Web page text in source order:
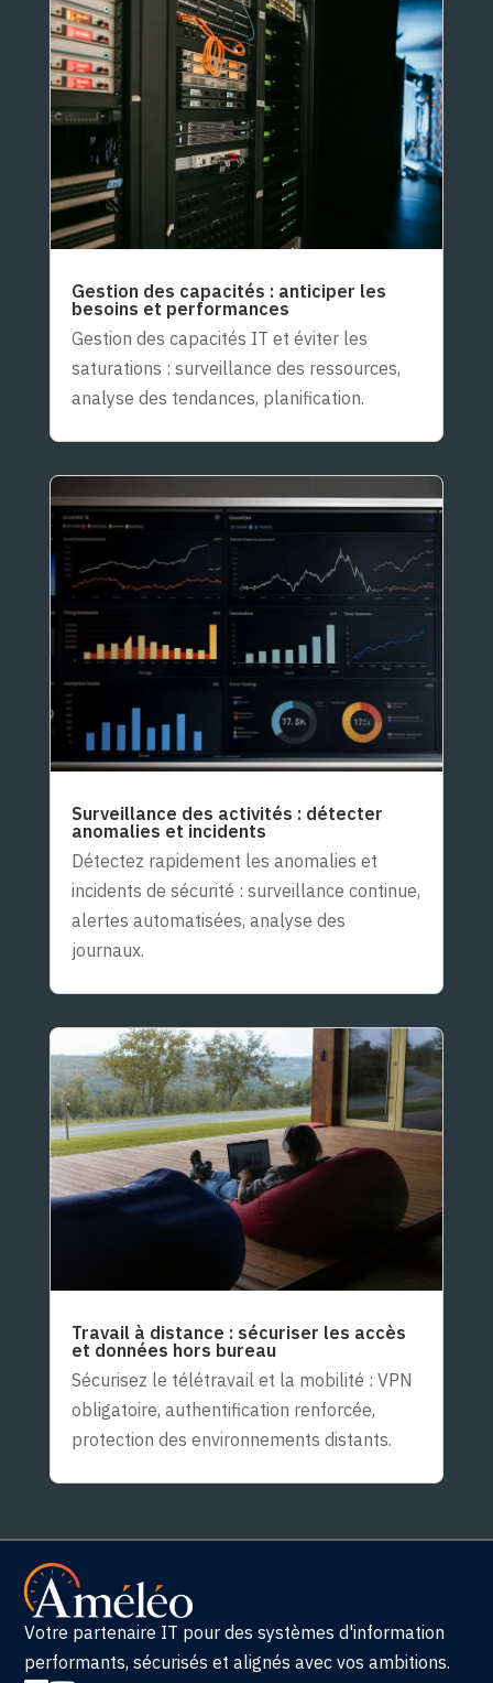
Gestion des capacités : anticiper les
besoins et performances
Gestion des capacités IT et éviter les
saturations : surveillance des ressources,
analyse des tendances, planification.
Surveillance des activités : détecter
anomalies et incidents
Détectez rapidement les anomalies et
incidents de sécurité : surveillance continue,
alertes automatisées, analyse des
journaux.
Travail à distance : sécuriser les accès
et données hors bureau
Sécurisez le télétravail et la mobilité : VPN
obligatoire, authentification renforcée,
protection des environnements distants.
Votre partenaire IT pour des systèmes d'information
performants, sécurisés et alignés avec vos ambitions.